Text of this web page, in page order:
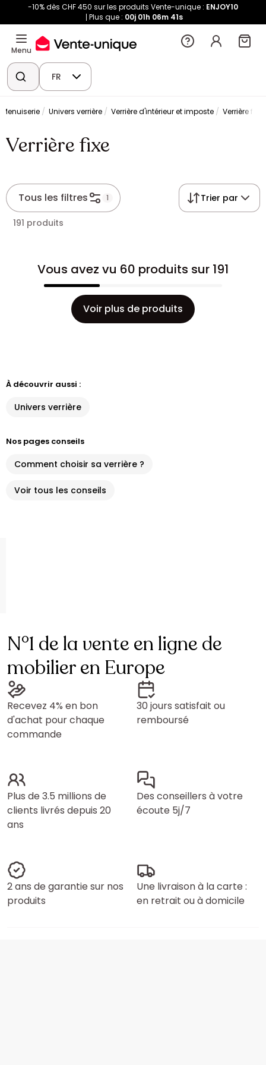
-10% dès CHF 450 sur les produits Vente-unique : ENJOY10
Plus que : 00j 01h 06m 40s
Menu
FR
Menuiserie Univers verrière Verrière d'intérieur et imposte Verrière fixe
Verrière fixe
Tous les filtres 1 Trier par
191 produits
Vous avez vu 60 produits sur 191
Voir plus de produits
À découvrir aussi :
Univers verrière
Nos pages conseils
Comment choisir sa verrière ?
Voir tous les conseils
N°1 de la vente en ligne de
mobilier en Europe
Recevez 4% en bon
d'achat pour chaque
commande
30 jours satisfait ou
remboursé
Plus de 3.5 millions de
clients livrés depuis 20
ans
Des conseillers à votre
écoute 5j/7
2 ans de garantie sur nos
produits
Une livraison à la carte :
en retrait ou à domicile